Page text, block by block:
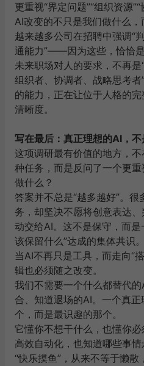
更重视“界定问题”“组织资源
AI改变的不只是我们做什么，
越来越多公司在招聘中强调“
通能力”——因为这些，恰恰是
未来职场对人的要求，不再是
组织者、协调者、战略思考
的能力，正在让位于人格的
清晰度。
写在最后：真正理想的AI，
这项调研最有价值的地方，
种任务，而是反问了一个更重
做什么？
答案并不总是“越多越好”。
务，却坚决不愿将创意表达
动交给AI。这不是保守，而是
该保留什么”达成的集体共识。
当AI不再只是工具，而走向“
辑也必须随之改变。
我们不需要一个什么都替代
合、知道退场的AI。 一个真
个，而是最识趣的那个。
它懂你不想干什么，也懂你
高效自动化，也知道哪些事情
“快乐摸鱼”，从来不等于懒